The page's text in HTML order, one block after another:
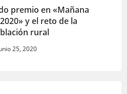
premio en «Mañana
y el reto de la
rural
25, 2020